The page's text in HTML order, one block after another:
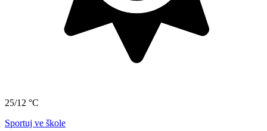
25/12 °C
Sportuj ve škole